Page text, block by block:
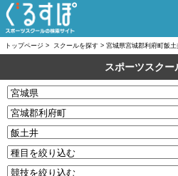
トップページ > スクールを探す > 宮城県宮城郡利府町飯
スポーツスクー